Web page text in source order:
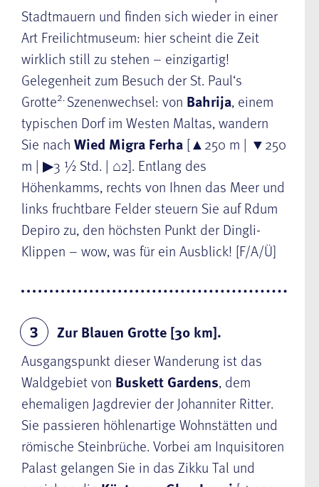
Stadtmauern und finden sich wieder in einer
Art Freilichtmuseum: hier scheint die Zeit
wirklich still zu stehen – einzigartig!
Gelegenheit zum Besuch der St. Paul‘s
Grotte2.Szenenwechsel: von Bahrija, einem
typischen Dorf im Westen Maltas, wandern
Sie nach Wied Migra Ferha [▲250 m | ▼250
m | ▶3 ½ Std. | ⌂2]. Entlang des
Höhenkamms, rechts von Ihnen das Meer und
links fruchtbare Felder steuern Sie auf Rdum
Depiro zu, den höchsten Punkt der Dingli-
Klippen – wow, was für ein Ausblick! [F/A/Ü]
3
Zur Blauen Grotte [30 km].
Ausgangspunkt dieser Wanderung ist das
Waldgebiet von Buskett Gardens, dem
ehemaligen Jagdrevier der Johanniter Ritter.
Sie passieren höhlenartige Wohnstätten und
römische Steinbrüche. Vorbei am Inquisitoren
Palast gelangen Sie in das Zikku Tal und